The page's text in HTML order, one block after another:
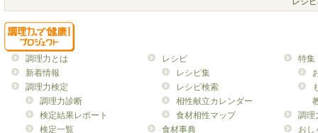
弊社のサービスを説
* ユーザーに対し、
にターゲットを絞っ
* 統計分析の為
調理力とは
新着情報
調理力検定
調理力診断
検定結果レポート
検定一覧
レシピ
レシピ集
レシピ検索
相性献立カレンダー
食材相性マップ
食材事典
特集
調理
おし